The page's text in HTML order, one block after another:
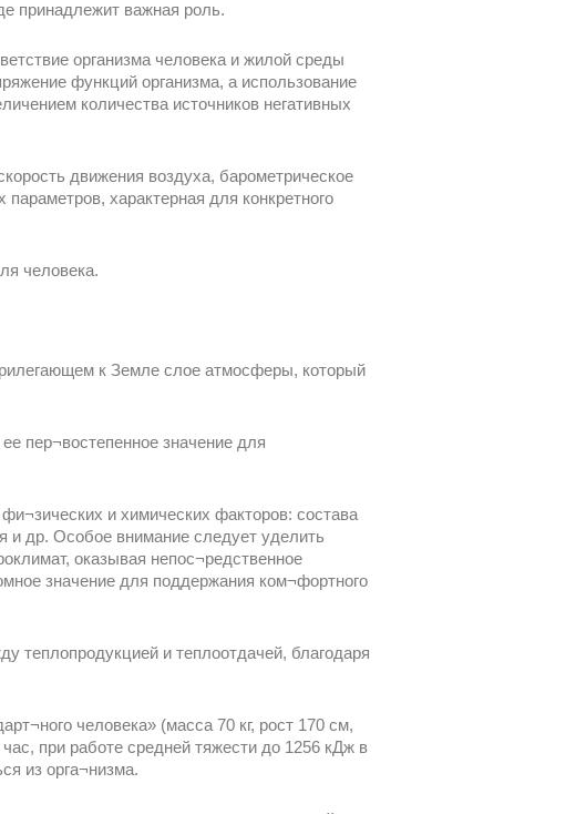
принадлежит важная роль.
организма человека и жилой среды
функций организма, а использование
количества источников негативных
движения воздуха, барометрическое
характерная для конкретного
человека.
к Земле слое атмосферы, который
пер¬востепенное значение для
и химических факторов: состава
и др. Особое внимание следует уделить
оказывая непос¬редственное
значение для поддержания ком¬фортного
теплопродукцией и теплоотдачей, благодаря
человека» (масса 70 кг, рост 170 см,
при работе средней тяжести до 1256 кДж в
из орга¬низма.